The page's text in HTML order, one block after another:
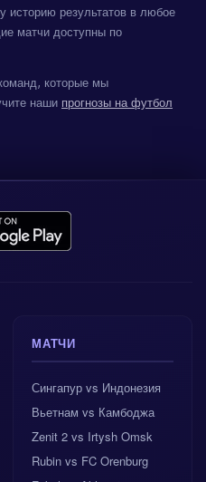
историю результатов в любое
матчи доступны по
которые мы
наши прогнозы на футбол
МАТЧИ
Сингапур vs Индонезия
Вьетнам vs Камбоджа
Zenit 2 vs Irtysh Omsk
Rubin vs FC Orenburg